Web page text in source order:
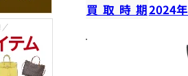
買取時期2024